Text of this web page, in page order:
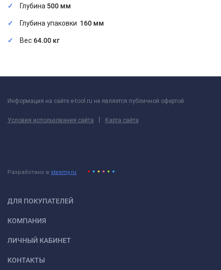
Глубина 500 мм
Глубина упаковки 160 мм
Вес 64.00 кг
Информация на сайте e-tool.ru не является публичной офертой.
Условия использования сайта Карта сайта
Разработано в steemy.ru
ДЛЯ ПОКУПАТЕЛЕЙ
КОМПАНИЯ
ЛИЧНЫЙ КАБИНЕТ
КОНТАКТЫ